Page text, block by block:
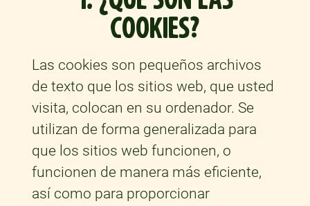
COOKIES?
Las cookies son pequeños archivos
de texto que los sitios web, que usted
visita, colocan en su ordenador. Se
utilizan de forma generalizada para
que los sitios web funcionen, o
funcionen de manera más eficiente,
así como para proporcionar